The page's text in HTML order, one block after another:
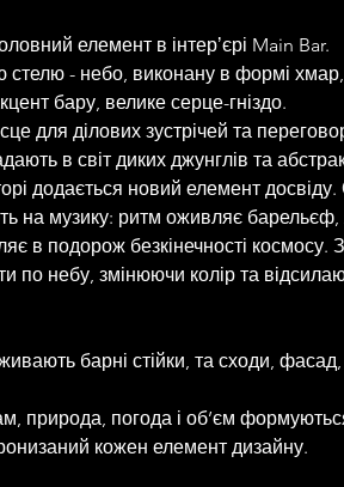
елемент в інтерʼєрі Main Bar.
стелю - небо, виконану в формі хмар,
бару, велике серце-гніздо.
для ділових зустрічей та
в світ диких джунглів та
додається новий елемент досвіду.
на музику: ритм оживляє
в подорож безкінечності
по небу, змінюючи колір та
барні стійки, та сходи,
природа, погода і об’єм
кожен елемент дизайну.